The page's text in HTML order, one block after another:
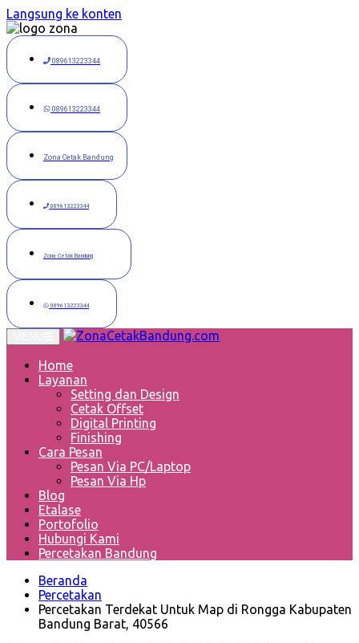
Langsung ke konten
089613223344
089613223344
Zona Cetak Bandung
089613223344
Zona Cetak Bandung
089613223344
Home
Layanan
Setting dan Design
Cetak Offset
Digital Printing
Finishing
Cara Pesan
Pesan Via PC/Laptop
Pesan Via Hp
Blog
Etalase
Portofolio
Hubungi Kami
Percetakan Bandung
Beranda
Percetakan
Percetakan Terdekat Untuk Map di Rongga Kabupaten
Bandung Barat, 40566